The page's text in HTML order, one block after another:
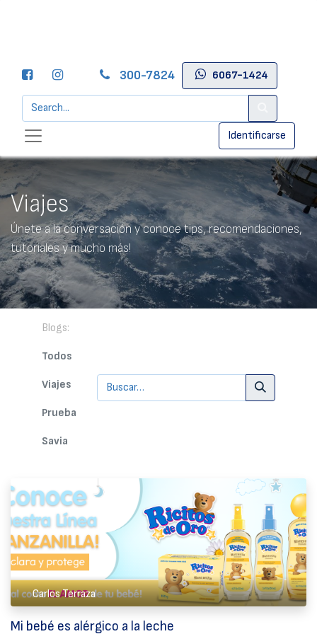
300-7824 6067-1424
Identificarse
Viajes
Únete a la conversación y conoce tips, recomendaciones,
tutoriales y mucho más!
Blogs:
Todos
Viajes
Prueba
Savia
Carlos Terraza
Mi bebé es alérgico a la leche